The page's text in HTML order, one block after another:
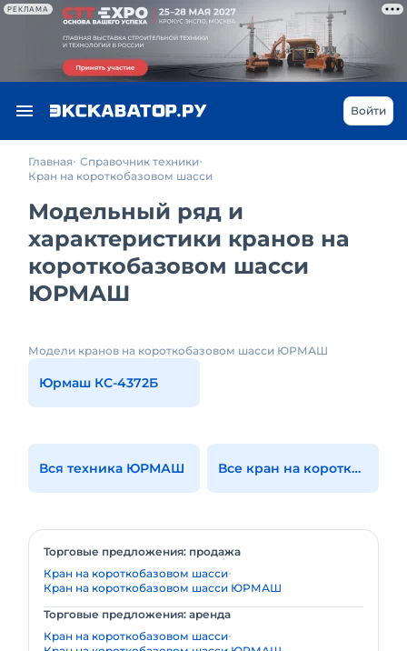
РЕКЛАМА
Войти
Главная Справочник техники
Кран на короткобазовом шасси
Модельный ряд и
характеристики кранов на
короткобазовом шасси
ЮРМАШ
Модели кранов на короткобазовом шасси ЮРМАШ
Юрмаш КС-4372Б
Вся техника ЮРМАШ Все кран на короткобазовом шасси
Торговые предложения: продажа
Кран на короткобазовом шасси
Кран на короткобазовом шасси ЮРМАШ
Торговые предложения: аренда
Кран на короткобазовом шасси